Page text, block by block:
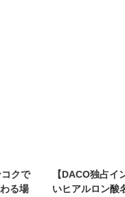
クで
る場
【DACO独占
いヒアルロン酸